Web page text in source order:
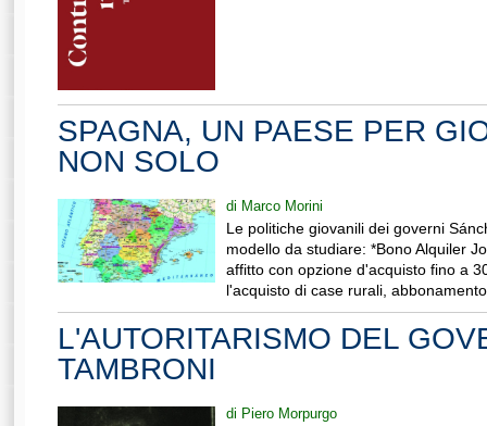
SPAGNA, UN PAESE PER
NON SOLO
di Marco Morini
Le politiche giovanili dei governi
modello da studiare: *Bono Alquiler
affitto con opzione d'acquisto fino a
l'acquisto di case rurali,
L'AUTORITARISMO DEL
TAMBRONI
di Piero Morpurgo